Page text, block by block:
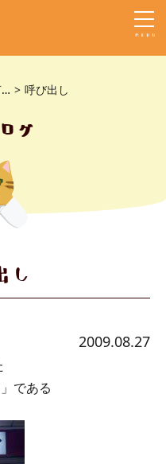
MENU
… 呼び出し
グ
し
2009.08.27
である